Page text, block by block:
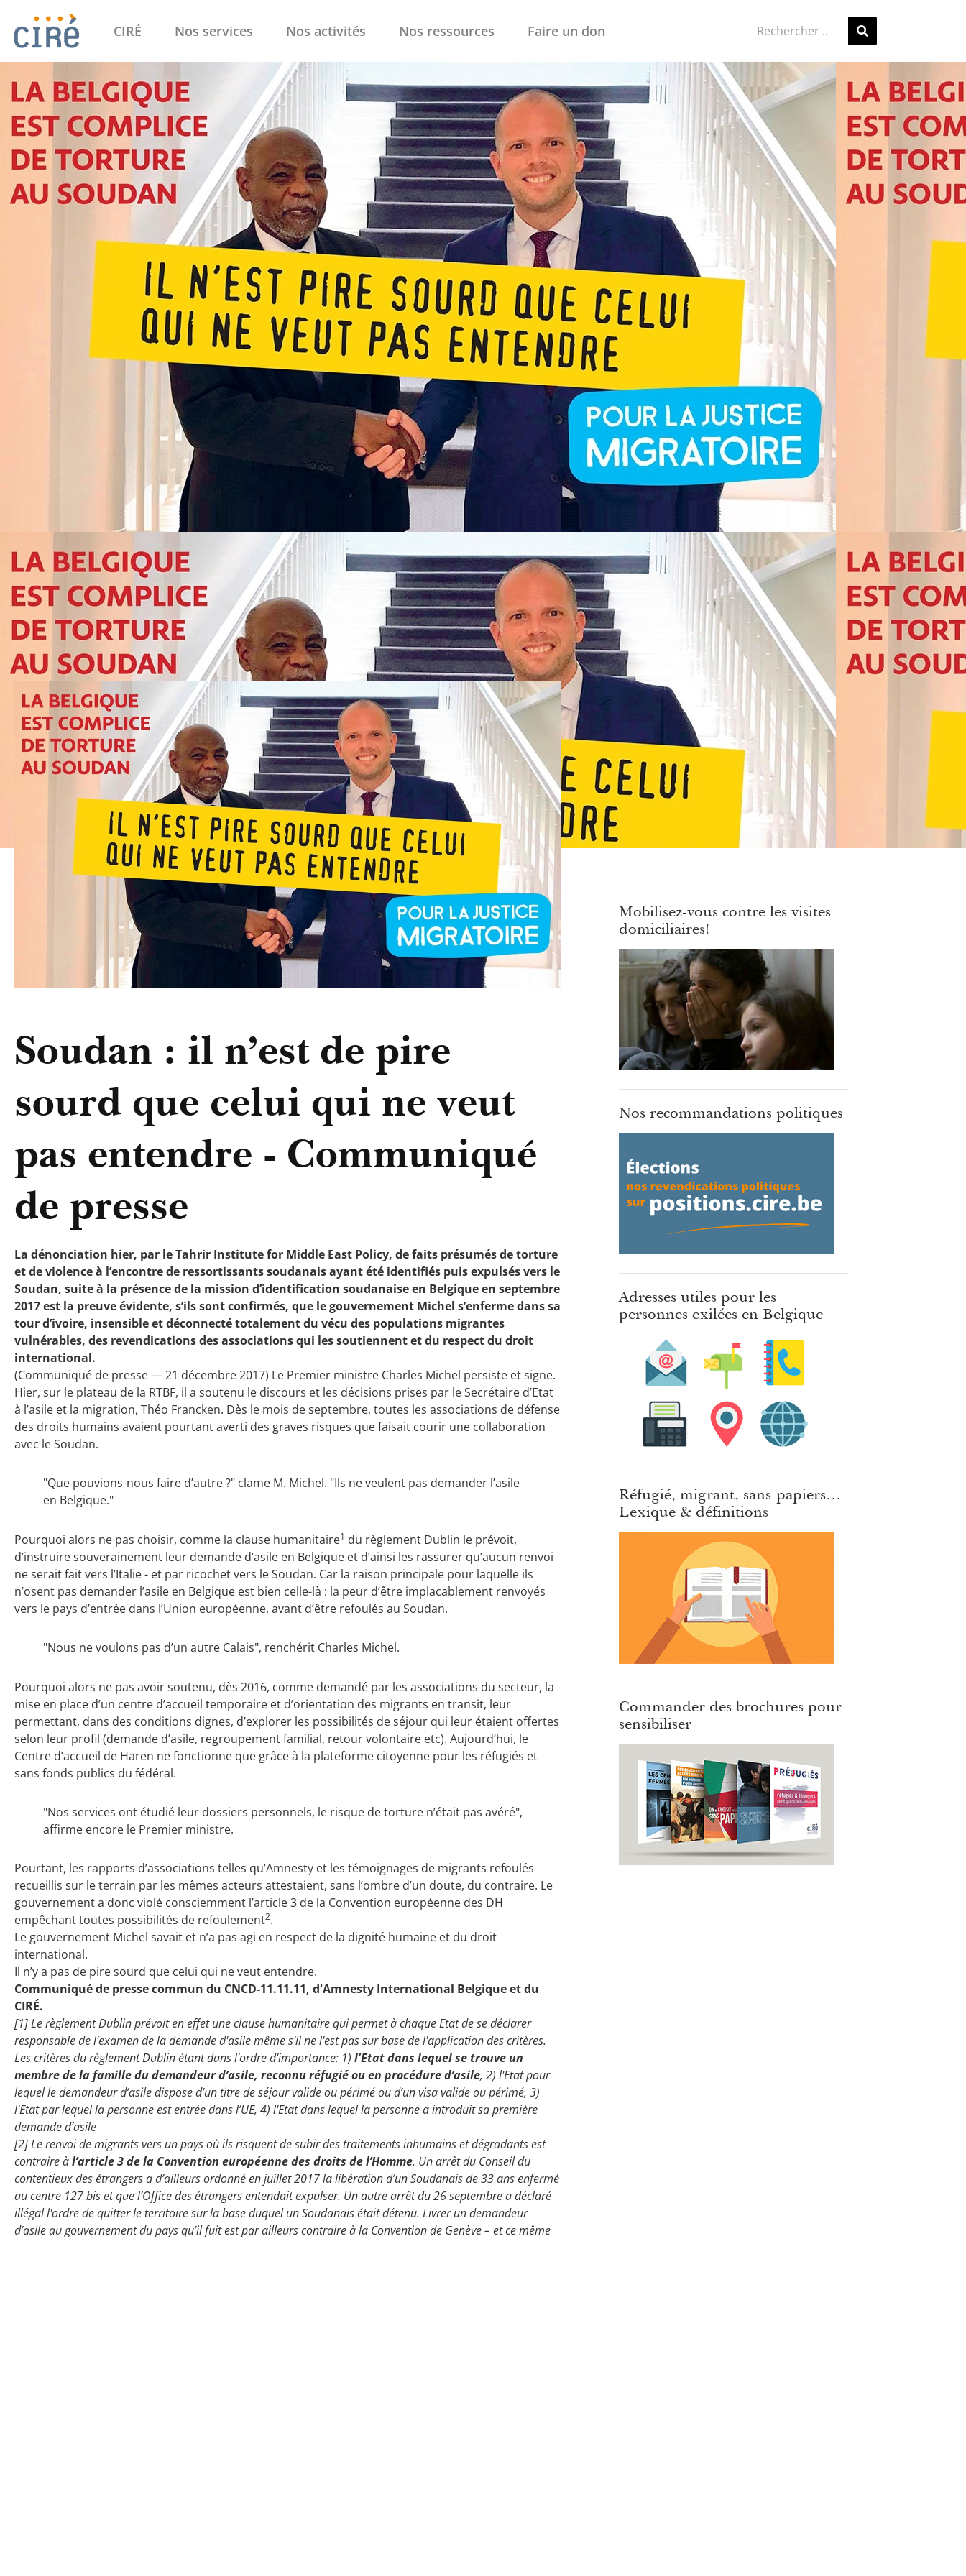
CIRÉ Nos services Nos activités Nos ressources Faire un don
Soudan : il n’est de pire
sourd que celui qui ne veut
pas entendre - Communiqué
de presse
La dénonciation hier, par le Tahrir Institute for Middle East Policy, de faits présumés de torture
et de violence à l’encontre de ressortissants soudanais ayant été identifiés puis expulsés vers le
Soudan, suite à la présence de la mission d’identification soudanaise en Belgique en septembre
2017 est la preuve évidente, s’ils sont confirmés, que le gouvernement Michel s’enferme dans sa
tour d’ivoire, insensible et déconnecté totalement du vécu des populations migrantes
vulnérables, des revendications des associations qui les soutiennent et du respect du droit
international.
(Communiqué de presse — 21 décembre 2017) Le Premier ministre Charles Michel persiste et signe.
Hier, sur le plateau de la RTBF, il a soutenu le discours et les décisions prises par le Secrétaire d’Etat
à l’asile et la migration, Théo Francken. Dès le mois de septembre, toutes les associations de défense
des droits humains avaient pourtant averti des graves risques que faisait courir une collaboration
avec le Soudan.
"Que pouvions-nous faire d’autre ?" clame M. Michel. "Ils ne veulent pas demander l’asile
en Belgique."
Pourquoi alors ne pas choisir, comme la clause humanitaire1 du règlement Dublin le prévoit,
d’instruire souverainement leur demande d’asile en Belgique et d’ainsi les rassurer qu’aucun renvoi
ne serait fait vers l’Italie - et par ricochet vers le Soudan. Car la raison principale pour laquelle ils
n’osent pas demander l’asile en Belgique est bien celle-là : la peur d’être implacablement renvoyés
vers le pays d’entrée dans l’Union européenne, avant d’être refoulés au Soudan.
"Nous ne voulons pas d’un autre Calais", renchérit Charles Michel.
Pourquoi alors ne pas avoir soutenu, dès 2016, comme demandé par les associations du secteur, la
mise en place d’un centre d’accueil temporaire et d’orientation des migrants en transit, leur
permettant, dans des conditions dignes, d’explorer les possibilités de séjour qui leur étaient offertes
selon leur profil (demande d’asile, regroupement familial, retour volontaire etc). Aujourd’hui, le
Centre d’accueil de Haren ne fonctionne que grâce à la plateforme citoyenne pour les réfugiés et
sans fonds publics du fédéral.
"Nos services ont étudié leur dossiers personnels, le risque de torture n’était pas avéré",
affirme encore le Premier ministre.
Pourtant, les rapports d’associations telles qu’Amnesty et les témoignages de migrants refoulés
recueillis sur le terrain par les mêmes acteurs attestaient, sans l’ombre d’un doute, du contraire. Le
gouvernement a donc violé consciemment l’article 3 de la Convention européenne des DH
empêchant toutes possibilités de refoulement2.
Le gouvernement Michel savait et n’a pas agi en respect de la dignité humaine et du droit
international.
Il n’y a pas de pire sourd que celui qui ne veut entendre.
Communiqué de presse commun du CNCD-11.11.11, d'Amnesty International Belgique et du
CIRÉ.
[1] Le règlement Dublin prévoit en effet une clause humanitaire qui permet à chaque Etat de se déclarer
responsable de l'examen de la demande d'asile même s'il ne l'est pas sur base de l'application des critères.
Les critères du règlement Dublin étant dans l'ordre d'importance: 1) l'Etat dans lequel se trouve un
membre de la famille du demandeur d’asile, reconnu réfugié ou en procédure d’asile, 2) l'Etat pour
lequel le demandeur d’asile dispose d’un titre de séjour valide ou périmé ou d’un visa valide ou périmé, 3)
l'Etat par lequel la personne est entrée dans l’UE, 4) l'Etat dans lequel la personne a introduit sa première
demande d’asile
[2] Le renvoi de migrants vers un pays où ils risquent de subir des traitements inhumains et dégradants est
contraire àl’article 3 de la Convention européenne des droits de l’Homme. Un arrêt du Conseil du
contentieux des étrangers a d’ailleurs ordonné en juillet 2017 la libération d’un Soudanais de 33 ans enfermé
au centre 127 bis et que l’Office des étrangers entendait expulser. Un autre arrêt du 26 septembre a déclaré
illégal l'ordre de quitter le territoire sur la base duquel un Soudanais était détenu. Livrer un demandeur
d’asile au gouvernement du pays qu’il fuit est par ailleurs contraire à la Convention de Genève – et ce même
Mobilisez-vous contre les visites
domiciliaires!
Nos recommandations politiques
Adresses utiles pour les
personnes exilées en Belgique
Réfugié, migrant, sans-papiers…
Lexique & définitions
Commander des brochures pour
sensibiliser